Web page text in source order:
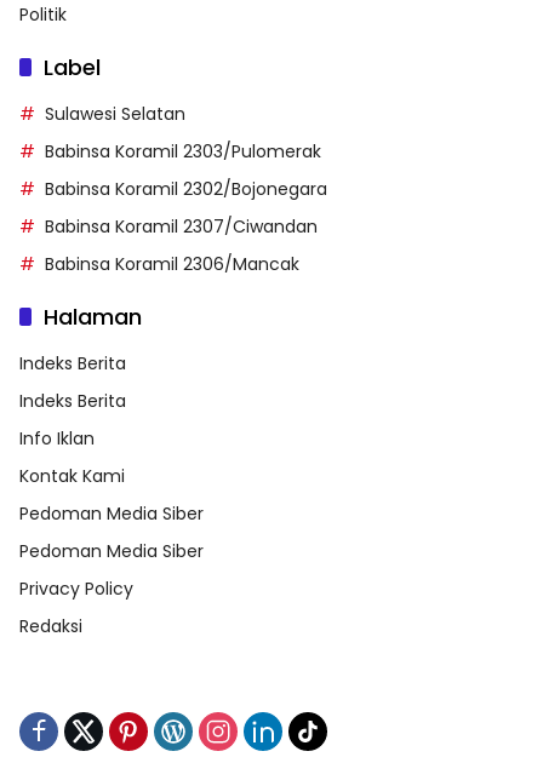
Politik
Label
Sulawesi Selatan
Babinsa Koramil 2303/Pulomerak
Babinsa Koramil 2302/Bojonegara
Babinsa Koramil 2307/Ciwandan
Babinsa Koramil 2306/Mancak
Halaman
Indeks Berita
Indeks Berita
Info Iklan
Kontak Kami
Pedoman Media Siber
Pedoman Media Siber
Privacy Policy
Redaksi